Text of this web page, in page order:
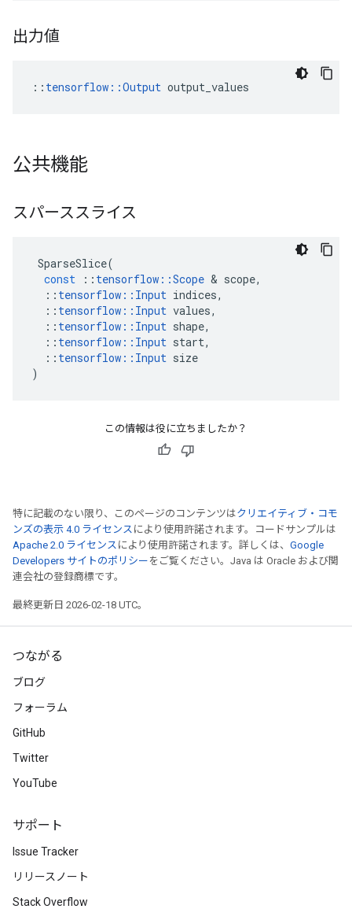
出力値
:: tensorflow::Output output_values
公共機能
スパーススライス
SparseSlice(
const
:: tensorflow ::Scope & scope,
:: tensorflow :: Input indices,
:: tensorflow :: Input values,
:: tensorflow :: Input shape,
:: tensorflow :: Input start,
:: tensorflow :: Input size
)
この情報は役に立ちましたか？
特に記載のない限り、このページのコンテンツはクリエイティブ・コモ
ンズの表示 4.0 ライセンス により使用許諾されます。コードサンプルは
Apache 2.0 ライセンス により使用許諾されます。詳しくは、 Google
Developers サイトのポリシー をご覧ください。Java は Oracle および関
連会社の登録商標です。
最終更新日 2026-02-18 UTC。
つながる
ブログ
フォーラム
GitHub
Twitter
YouTube
サポート
Issue Tracker
リリースノート
Stack Overflow